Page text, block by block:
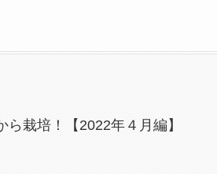
栽培！【2022年４月編】